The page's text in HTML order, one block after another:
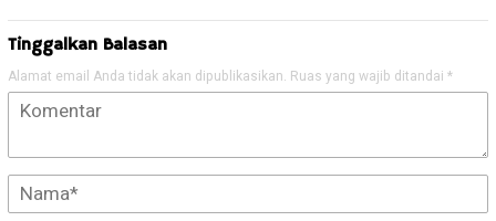
Tinggalkan Balasan
Alamat email Anda tidak akan dipublikasikan. Ruas yang wajib ditandai *